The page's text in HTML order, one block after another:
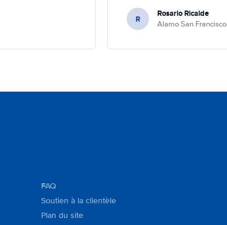
R Rosario Ricalde
Alamo San
FAQ
Soutien à la clientèle
Plan du site